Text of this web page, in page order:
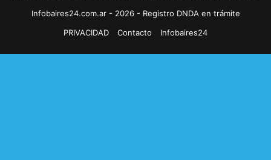
Infobaires24.com.ar - 2026 - Registro DNDA en trámite
PRIVACIDAD
Contacto Infobaires24